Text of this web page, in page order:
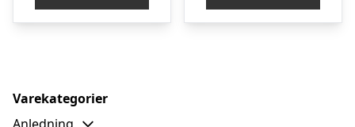
Varekategorier